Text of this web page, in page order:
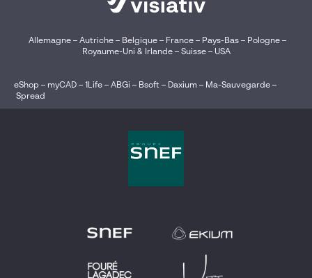
Allemagne– Autriche– Belgique – France– Pays-Bas– Pologne–
Royaume-Uni & Irlande– Suisse– USA
eShop – myCAD – 1Life – ABGi – Bsoft – Daxium – Ma-Sauvegarde –
Spread